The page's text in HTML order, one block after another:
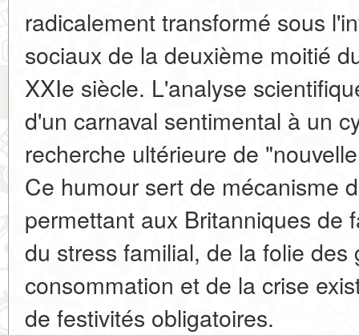
radicalement transformé sous
sociaux de la deuxième moitié
XXIe siècle. L'analyse
d'un carnaval sentimental à un
recherche ultérieure de
Ce humour sert de mécanisme
permettant aux Britanniques de
du stress familial, de la folie des
consommation et de la crise
de festivités obligatoires.